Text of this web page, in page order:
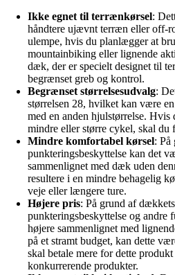
Ikke egnet til terrænkørsel:
håndtere ujævnt terræn eller off-
ulempe, hvis du planlægger at
mountainbiking eller lignende
dæk, der er specielt designet til
begrænset greb og kontrol.
Begrænset størrelsesudvalg:
størrelsen 28, hvilket kan være
med en anden hjulstørrelse.
mindre eller større cykel, skal du
Mindre komfortabel kørsel: På
punkteringsbeskyttelse kan det
sammenlignet med dæk uden
resultere i en mindre behagelig
veje eller længere ture.
Højere pris: På grund af
punkteringsbeskyttelse og andre
højere sammenlignet med
på et stramt budget, kan dette
skal betale mere for dette
konkurrerende produkter.